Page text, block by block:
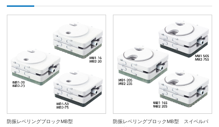
防振レベリングブロックMB型
防振レベリングブロックMB型 スイベルパ